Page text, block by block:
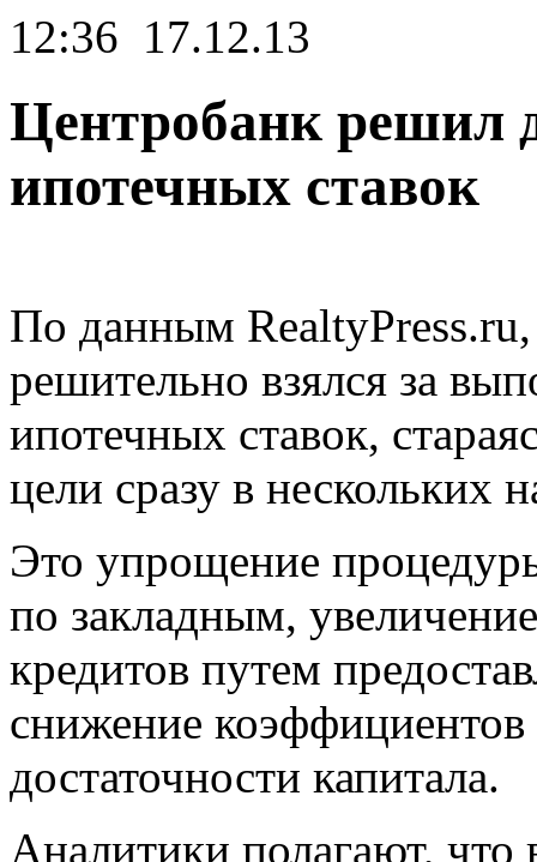
12:36 17.12.13
Центробанк решил
ипотечных ставок
По данным
решительно взялся за
ипотечных ставок,
цели сразу в нескольких
Это упрощение
по закладным,
кредитов путем
снижение коэффициентов
достаточности капитала.
Аналитики полагают, что